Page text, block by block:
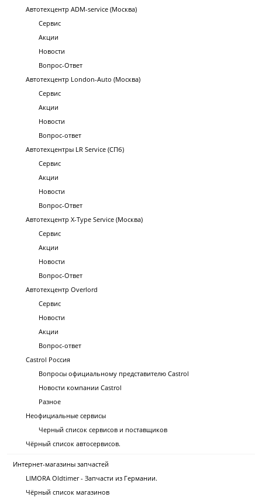
Автотехцентр ADM-service (Москва)
Сервис
Акции
Новости
Вопрос-Ответ
Автотехцентр London-Auto (Москва)
Сервис
Акции
Новости
Вопрос-ответ
Автотехцентры LR Service (СПб)
Сервис
Акции
Новости
Вопрос-Ответ
Автотехцентр X-Type Service (Москва)
Сервис
Акции
Новости
Вопрос-Ответ
Автотехцентр Overlord
Сервис
Новости
Акции
Вопрос-ответ
Castrol Россия
Вопросы официальному представителю Castrol
Новости компании Castrol
Разное
Неофициальные сервисы
Черный список сервисов и поставщиков
Чёрный список автосервисов.
Интернет-магазины запчастей
LIMORA Oldtimer - Запчасти из Германии.
Чёрный список магазинов